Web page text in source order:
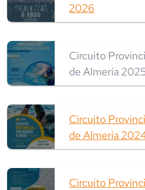
2026
Circuito
de Almería
Circuito
de Almería
Circuito